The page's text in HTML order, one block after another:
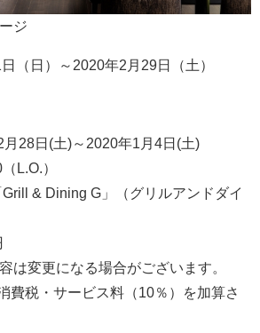
ジ
（日）～2020年2月29日（土）
月28日(土)～2020年1月4日(土)
L.O.）
& Dining G」（グリルアンドダイ
は変更になる場合がございます。
費税・サービス料（10％）を加算さ